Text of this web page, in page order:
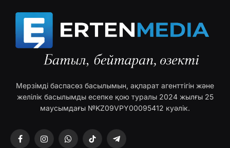
Мерзімді баспасөз басылымын, ақпарат агенттігін және
желілік басылымды есепке қою туралы 2024 жылғы 25
маусымдағы №KZ09VPY00095412 куәлік.
FacebookInstagramWhatsAppTikTok Telegram